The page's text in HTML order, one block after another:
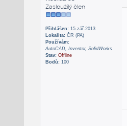
Zasloužilý člen
Přihlášen:15.zář.2013
Lokalita:ČR (PA)
Používám:
AutoCAD, Inventor, SolidWorks
Stav: Offline
Bodů:100